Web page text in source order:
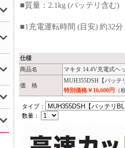
■質量：2.1kg (バッテリ含む)
■1充電運転時間 (目安) 約32
仕様
商品名
マキタ 14.4V充電式ヘ
価 格
MUH355DSH【バッテ
特別価格￥16,600円
（
タイプ：
数量：